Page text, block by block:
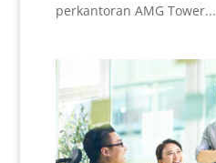
perkantoran AMG Tower...